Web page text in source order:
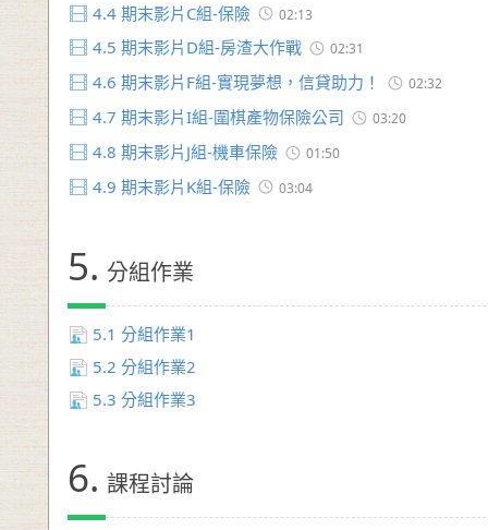
4.4 期末影片C組-保險 02:13
4.5 期末影片D組-房渣大作戰 02:31
4.6 期末影片F組-實現夢想，信貸助力！ 02:32
4.7 期末影片I組-圍棋產物保險公司 03:20
4.8 期末影片J組-機車保險 01:50
4.9 期末影片K組-保險 03:04
5. 分組作業
5.1 分組作業1
5.2 分組作業2
5.3 分組作業3
6. 課程討論